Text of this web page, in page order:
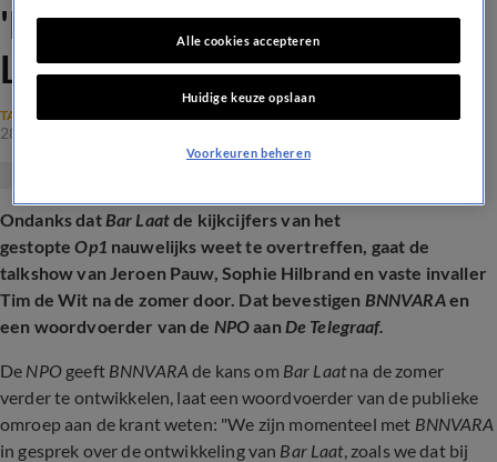
'BNNVARA-talkshow Bar
Laat gaat na de zomer door'
TALKSHOWS
28 jan 2025, 17:57
Ondanks datBar Laatde kijkcijfers van het
gestopteOp1 nauwelijks weet te overtreffen, gaat de
talkshow van Jeroen Pauw, Sophie Hilbrand en vaste invaller
Tim de Wit na de zomer door. Dat bevestigen BNNVARAen
een woordvoerder van de NPOaan De Telegraaf.
De NPO geeft BNNVARA de kans om Bar Laatna de zomer
verder te ontwikkelen, laat een woordvoerder van de publieke
omroep aan de krant weten: "We zijn momenteel met BNNVARA
in gesprek over de ontwikkeling van Bar Laat, zoals we dat bij
Alle cookies accepteren
Huidige keuze opslaan
Voorkeuren beheren